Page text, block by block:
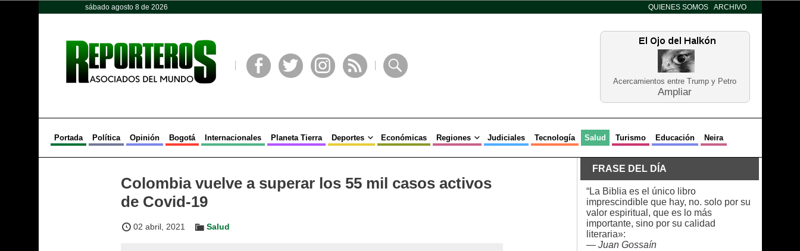
sábado agosto 8 de 2026 QUIENES SOMOS ARCHIVO
Acercamientos entre Trump y Petro
Ampliar
Portada Política Opinión Bogotá Internacionales Planeta Tierra Deportes Económicas Regiones Judiciales Tecnología Salud Turismo Educación Neira
Colombia vuelve a superar los 55 mil casos activos
de Covid-19
02 abril, 2021 Salud
FRASE DEL DÍA
“La Biblia es el único libro
imprescindible que hay, no. solo por su
valor espiritual, que es lo más
importante, sino por su calidad
literaria»:
— Juan Gossaín
Opinión Política